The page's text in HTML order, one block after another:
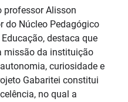
professor Alisson
do Núcleo Pedagógico
destaca que
missão da instituição
curiosidade e
Gabaritei constitui
no qual a